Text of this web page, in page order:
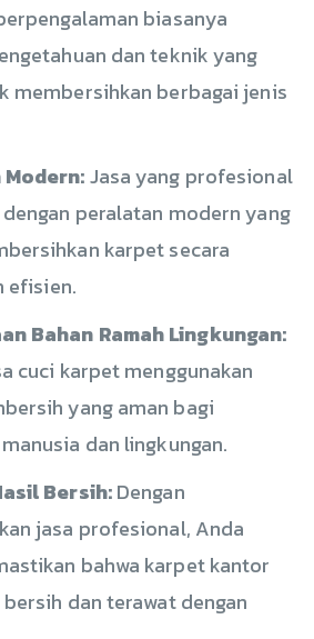
biasanya
dan teknik yang
membersihkan berbagai jenis
Jasa yang profesional
peralatan modern yang
karpet secara
efisien.
Bahan Ramah Lingkungan:
cuci karpet menggunakan
yang aman bagi
dan lingkungan.
Bersih:Dengan
jasa profesional, Anda
bahwa karpet kantor
dan terawat dengan